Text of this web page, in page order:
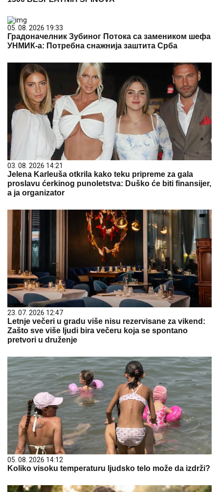
05. 08. 2026 19:33
Градоначелник Зубиног Потока са замеником шефа
УНМИК-а: Потребна снажнија заштита Срба
03. 08. 2026 14:21
Jelena Karleuša otkrila kako teku pripreme za gala
proslavu ćerkinog punoletstva: Duško će biti finansijer,
a ja organizator
23. 07. 2026 12:47
Letnje večeri u gradu više nisu rezervisane za vikend:
Zašto sve više ljudi bira večeru koja se spontano
pretvori u druženje
05. 08. 2026 14:12
Koliko visoku temperaturu ljudsko telo može da izdrži?